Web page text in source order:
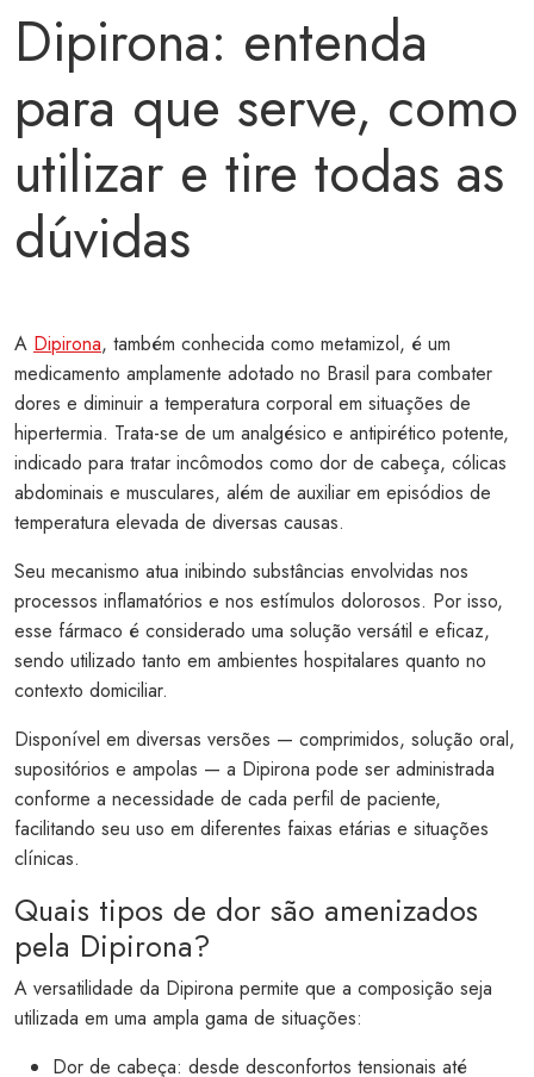
Dipirona: entenda
para que serve, como
utilizar e tire todas as
dúvidas
A Dipirona, também conhecida como metamizol, é um
medicamento amplamente adotado no Brasil para combater
dores e diminuir a temperatura corporal em situações de
hipertermia. Trata-se de um analgésico e antipirético potente,
indicado para tratar incômodos como dor de cabeça, cólicas
abdominais e musculares, além de auxiliar em episódios de
temperatura elevada de diversas causas.
Seu mecanismo atua inibindo substâncias envolvidas nos
processos inflamatórios e nos estímulos dolorosos. Por isso,
esse fármaco é considerado uma solução versátil e eficaz,
sendo utilizado tanto em ambientes hospitalares quanto no
contexto domiciliar.
Disponível em diversas versões — comprimidos, solução oral,
supositórios e ampolas — a Dipirona pode ser administrada
conforme a necessidade de cada perfil de paciente,
facilitando seu uso em diferentes faixas etárias e situações
clínicas.
Quais tipos de dor são amenizados
pela Dipirona?
A versatilidade da Dipirona permite que a composição seja
utilizada em uma ampla gama de situações:
Dor de cabeça: desde desconfortos tensionais até